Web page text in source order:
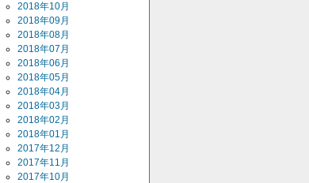
2018年10月
2018年09月
2018年08月
2018年07月
2018年06月
2018年05月
2018年04月
2018年03月
2018年02月
2018年01月
2017年12月
2017年11月
2017年10月